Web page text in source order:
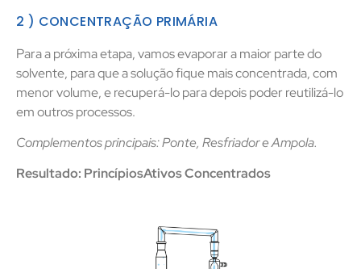
2 ) CONCENTRAÇÃO PRIMÁRIA
Para a próxima etapa, vamos evaporar a maior parte do
solvente, para que a solução fique mais concentrada, com
menor volume, e recuperá-lo para depois poder reutilizá-lo
em outros processos.
Complementos principais: Ponte, Resfriador e Ampola.
Resultado: PrincípiosAtivos Concentrados